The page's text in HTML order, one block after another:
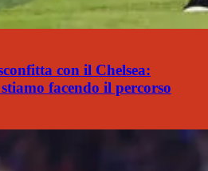
con il Chelsea:
facendo il percorso